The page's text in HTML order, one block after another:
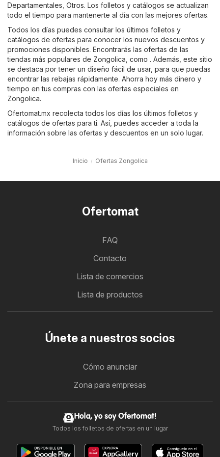
Departamentales Otros. Los folletos y catálogos se actualizan
todo el tiempo para mantenerte al día con las mejores ofertas.
Todos los días puedes consultar los últimos folletos y
catálogos de ofertas para conocer los nuevos descuentos y
promociones disponibles. Encontrarás las ofertas de las
tiendas más populares de Zongolica, como . Además, este sitio
se destaca por tener un diseño fácil de usar, para que puedas
encontrar las rebajas rápidamente. Ahorra hoy más dinero y
tiempo en tus compras con las ofertas especiales en
Zongolica.
Ofertomat.mx recolecta todos los días los últimos folletos y
catálogos de ofertas para ti. Así, puedes acceder a toda la
información sobre las ofertas y descuentos en un solo lugar.
Inicio Ofertas Zongolica
Ofertomat
FAQ
Contacto
Lista de comercios
Lista de productos
Únete a nuestros socios
Cómo anunciar
Zona para empresas
Hola, yo soy Ofertomat!
Todos los folletos de ofertas en un lugar